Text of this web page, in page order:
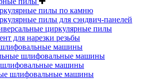
пилы по камню
пилы для сэндвич-панелей
циркулярные пилы
для нарезки резьбы
машины
шлифовальные машины
машины
шлифовальные машины